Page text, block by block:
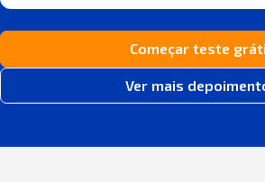
Começar teste
Ver mais